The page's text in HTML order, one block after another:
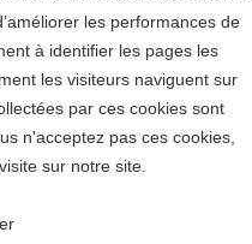
les performances de
à identifier les pages les
les visiteurs naviguent sur
par ces cookies sont
n'acceptez pas ces cookies,
sur notre site.